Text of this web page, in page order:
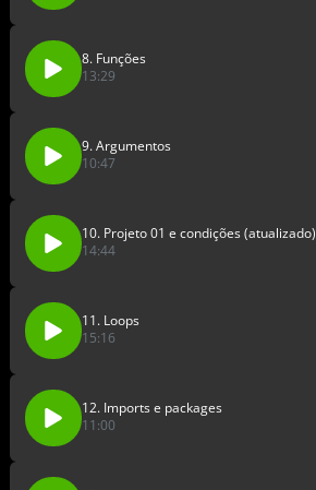
8. Funções
13:29
9. Argumentos
10:47
10. Projeto 01 e condições (atualizado)
14:44
11. Loops
15:16
12. Imports e packages
11:00